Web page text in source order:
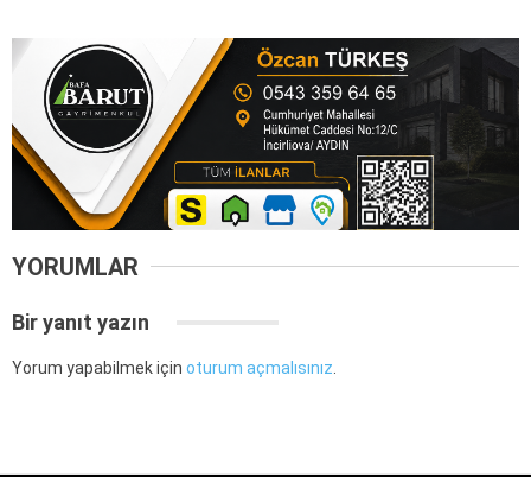
YORUMLAR
Bir yanıt yazın
Yorum yapabilmek için oturum açmalısınız